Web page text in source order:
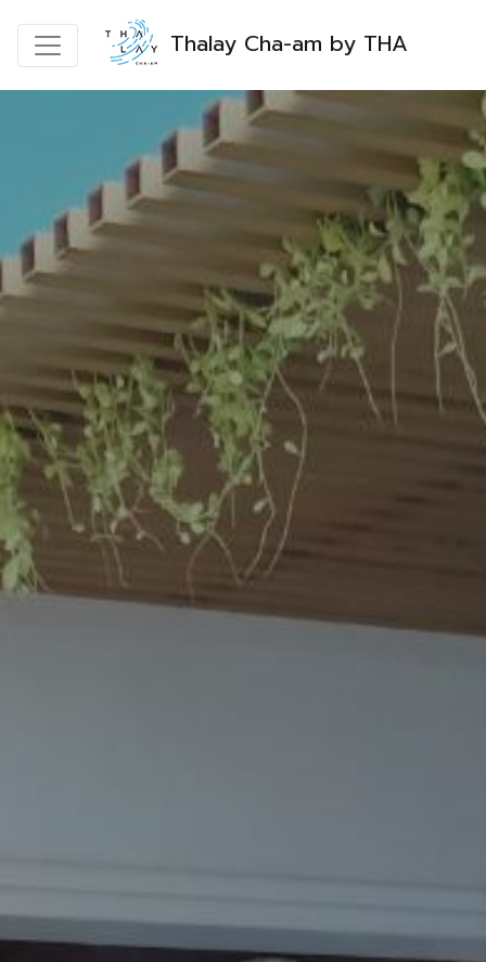
Thalay Cha-am by THA